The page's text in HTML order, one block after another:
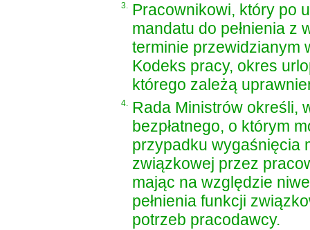
3. Pracownikowi, który po
mandatu do pełnienia z
terminie przewidzianym
Kodeks pracy, okres
którego zależą
4. Rada Ministrów określi,
bezpłatnego, o którym
przypadku wygaśnięcia
związkowej przez
mając na względzie
pełnienia funkcji
potrzeb pracodawcy.